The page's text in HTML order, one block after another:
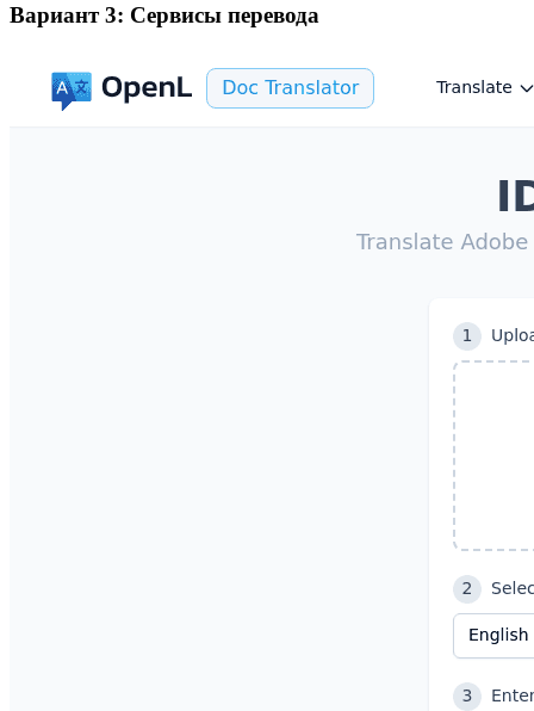
Вариант 3: Сервисы перевода